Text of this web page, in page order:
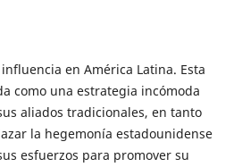
en América Latina. Esta
como una estrategia incómoda
aliados tradicionales, en tanto
la hegemonía estadounidense
esfuerzos para promover su